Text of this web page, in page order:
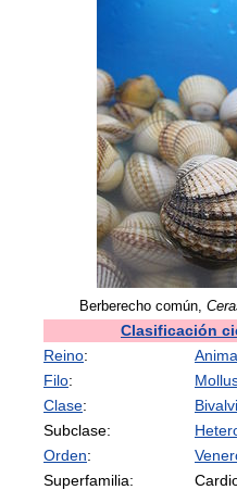
Berberecho común,
Clasificación
Reino:
Filo:
Clase:
Subclase:
Orden:
Superfamilia: